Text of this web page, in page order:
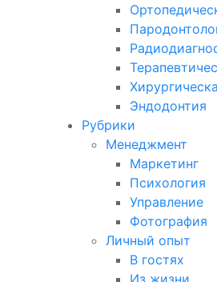
Эндодонтия
Рубрики
Менеджмент
Маркетинг
Психология
Управление
Фотография
Личный опыт
В гостях
Из жизни